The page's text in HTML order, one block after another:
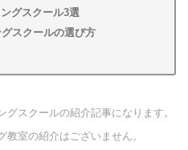
グスクール3選
スクールの選び方
スクールの紹介記事になります。
室の紹介はございません。